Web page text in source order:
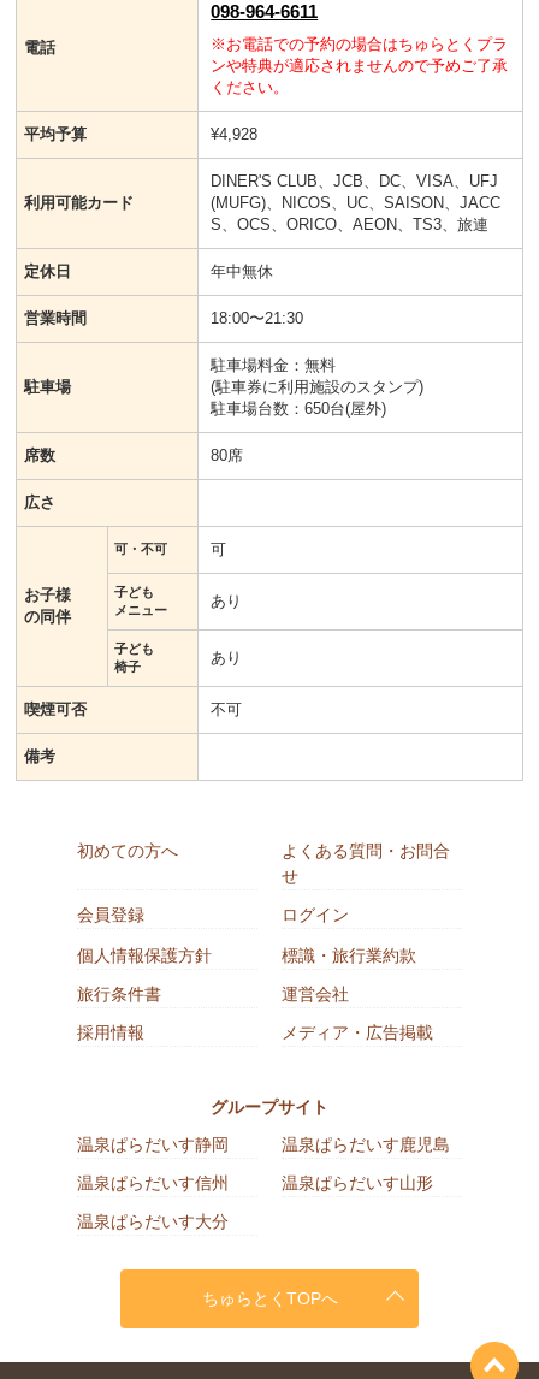
電話
098-964-6611
※お電話での予約の場合はちゅらとくプラ
ンや特典が適応されませんので予めご了承
ください。
平均予算 ¥4,928
利用可能カード
DINER'S CLUB、JCB、DC、VISA、UFJ
(MUFG)、NICOS、UC、SAISON、JACC
S、OCS、ORICO、AEON、TS3、旅連
定休日 年中無休
営業時間 18:00〜21:30
駐車場
駐車場料金：無料
(駐車券に利用施設のスタンプ)
駐車場台数：650台(屋外)
席数 80席
広さ
お子様
の同伴
可・不可 可
子ども
メニュー
あり
子ども
椅子
あり
喫煙可否 不可
備考
初めての方へ
よくある質問・お問合
せ
会員登録
ログイン
個人情報保護方針
標識・旅行業約款
旅行条件書
運営会社
採用情報
メディア・広告掲載
グループサイト
温泉ぱらだいす静岡
温泉ぱらだいす鹿児島
温泉ぱらだいす信州
温泉ぱらだいす山形
温泉ぱらだいす大分
ちゅらとくTOPへ